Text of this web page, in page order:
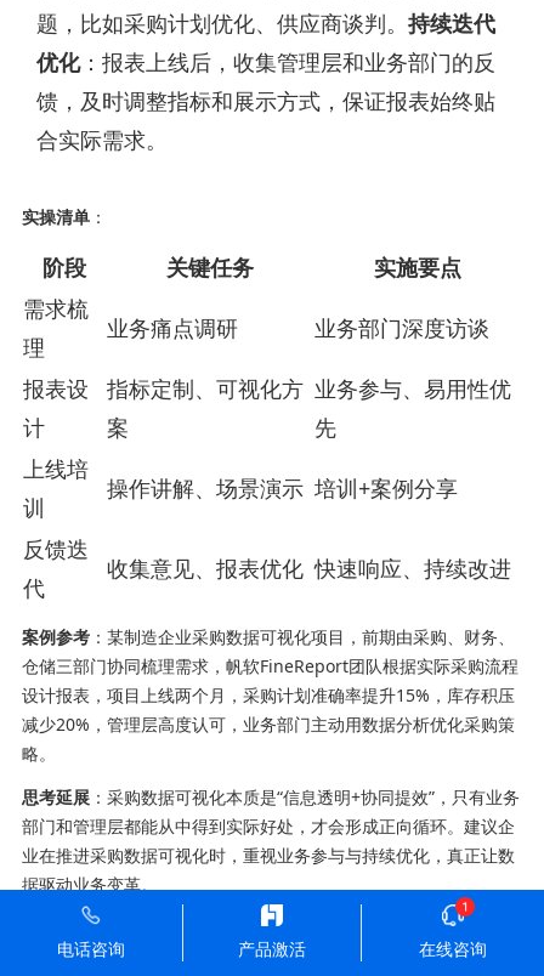
题，比如采购计划优化、供应商谈判。 持续迭代
优化：报表上线后，收集管理层和业务部门的反
馈，及时调整指标和展示方式，保证报表始终贴
合实际需求。
实操清单 ：
阶段 关键任务
实施要点
需求梳
理
业务痛点调研 业务部门深度访谈
报表设
计
指标定制、可视化方
案
业务参与、易用性优
先
上线培
训
操作讲解、场景演示 培训+案例分享
反馈迭
代
收集意见、报表优化 快速响应、持续改进
案例参考 ：某制造企业采购数据可视化项目，前期由采购、财务、
仓储三部门协同梳理需求，帆软FineReport团队根据实际采购流程
设计报表，项目上线两个月，采购计划准确率提升15%，库存积压
减少20%，管理层高度认可，业务部门主动用数据分析优化采购策
略。
思考延展 ：采购数据可视化本质是“信息透明+协同提效”，只有业务
部门和管理层都能从中得到实际好处，才会形成正向循环。建议企
业在推进采购数据可视化时，重视业务参与与持续优化，真正让数
据驱动业务变革。
电话咨询 产品激活 在线咨询